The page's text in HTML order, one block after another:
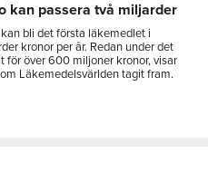
kan passera två miljarder
bli det första läkemedlet i
kronor per år. Redan under det
för över 600 miljoner kronor, visar
Läkemedelsvärlden tagit fram.